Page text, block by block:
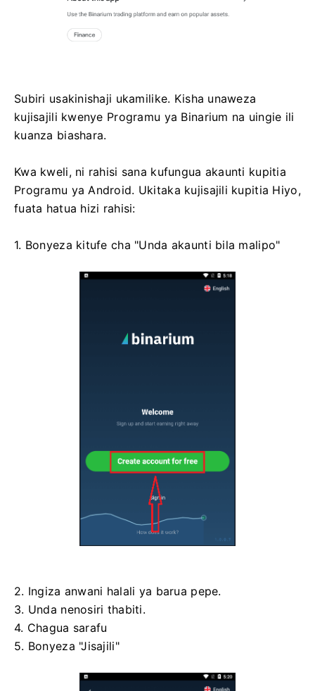
Subiri usakinishaji ukamilike. Kisha unaweza
kujisajili kwenye Programu ya Binarium na uingie ili
kuanza biashara.
Kwa kweli, ni rahisi sana kufungua akaunti kupitia
Programu ya Android. Ukitaka kujisajili kupitia Hiyo,
fuata hatua hizi rahisi:
1. Bonyeza kitufe cha "Unda akaunti bila malipo"
2. Ingiza anwani halali ya barua pepe.
3. Unda nenosiri thabiti.
4. Chagua sarafu
5. Bonyeza "Jisajili"